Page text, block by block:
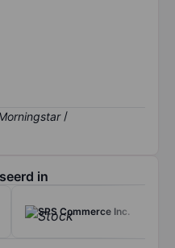
/
in
SPS Commerce Inc.